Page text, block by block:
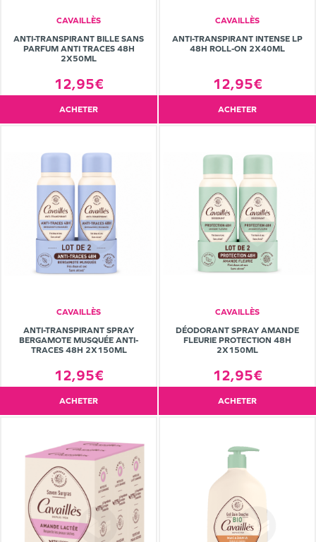
CAVAILLÈS
ANTI-TRANSPIRANT BILLE SANS
PARFUM ANTI TRACES 48H
2X50ML
12,95€
ACHETER
CAVAILLÈS
ANTI-TRANSPIRANT INTENSE LP
48H ROLL-ON 2X40ML
12,95€
ACHETER
CAVAILLÈS
ANTI-TRANSPIRANT SPRAY
BERGAMOTE MUSQUÉE ANTI-
TRACES 48H 2X150ML
12,95€
ACHETER
CAVAILLÈS
DÉODORANT SPRAY AMANDE
FLEURIE PROTECTION 48H
2X150ML
12,95€
ACHETER